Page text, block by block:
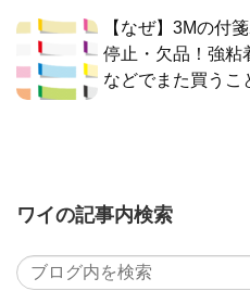
【なぜ】3Mの付
停止・欠品！強粘
などでまた買うこ
ワイの記事内検索